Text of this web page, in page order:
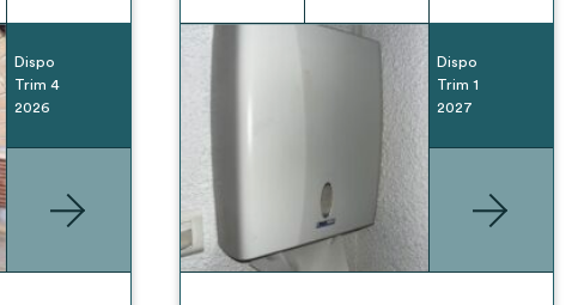
Dispo
Trim 4
2026
Dispo
Trim 1
2027